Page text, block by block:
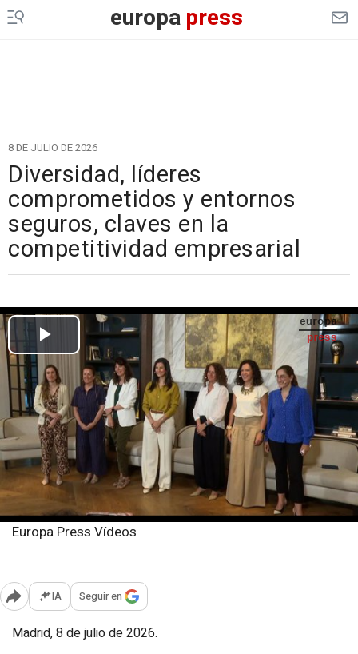
europapress
8 DE JULIO DE 2026
Diversidad, líderes
comprometidos y entornos
seguros, claves en la
competitividad empresarial
Europa Press Vídeos
Abrir opciones para compartir
IA Seguir en
Madrid, 8 de julio de 2026.